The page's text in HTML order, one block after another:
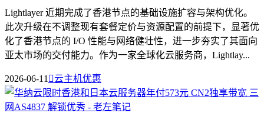
Lightlayer 近期完成了香港节点的基础设施扩容与架构优化。
此次升级在不调整现有套餐定价与资源配置的前提下，显著优
化了香港节点的 I/O 性能与网络健壮性，进一步夯实了其面向
亚太市场的交付能力。作为一家全球化云服务商，Lightlay...
2026-06-11 云主机优惠